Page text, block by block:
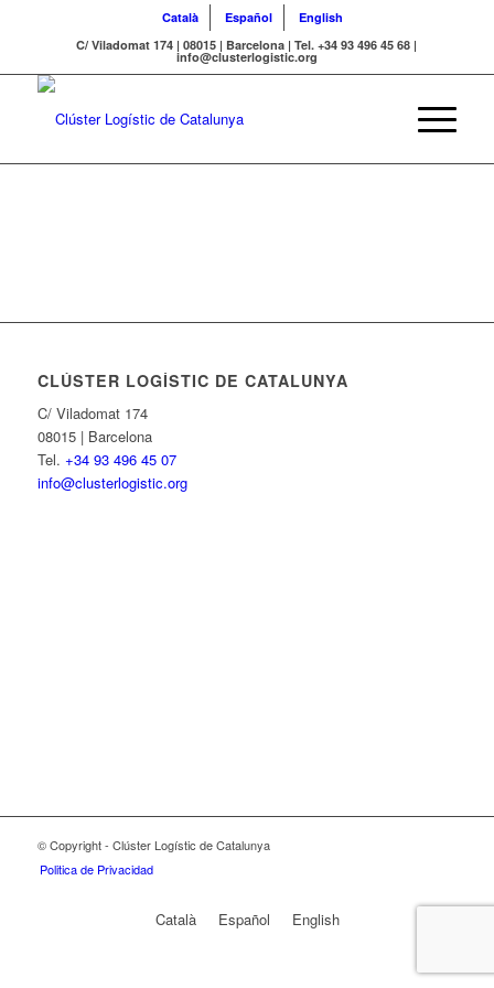
Català Español
English
C/ Viladomat 174 | 08015 | Barcelona | Tel. +34 93 496 45 68 |
info@clusterlogistic.org
CLÚSTER LOGÍSTIC DE CATALUNYA
C/ Viladomat 174
08015 | Barcelona
Tel. +34 93 496 45 07
info@clusterlogistic.org
© Copyright - Clúster Logístic de Catalunya
Politica de Privacidad
Català Español English